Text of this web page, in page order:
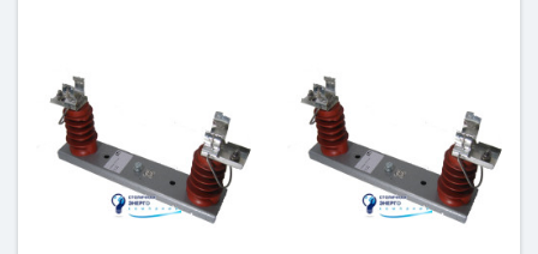
1P
1P